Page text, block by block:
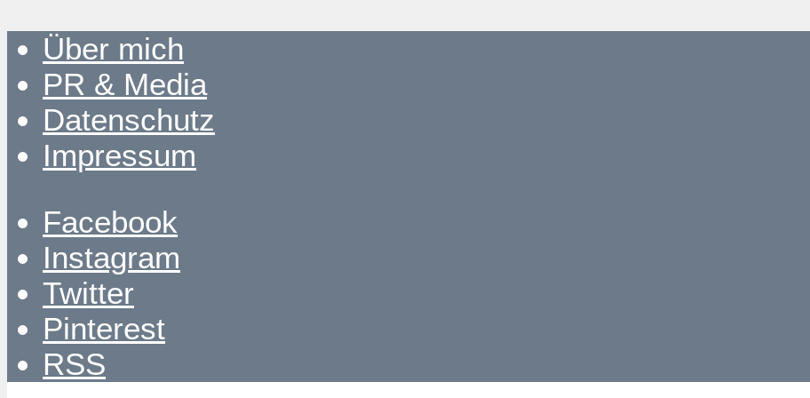
Über mich
PR & Media
Datenschutz
Impressum
Facebook
Instagram
Twitter
Pinterest
RSS